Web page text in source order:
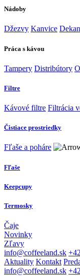
Nádoby
Džezvy Kanvice
Práca s kávou
Tampery Distribútory
Filtre
Kávové filtre Filtrácia
Čistiace prostriedky
Fľaše a poháre
Fľaše
Keepcupy
Termosky
Čaje
Novinky
Zľavy
info@coffeeland.sk
Aktuality Kontakt
info@coffeeland.sk